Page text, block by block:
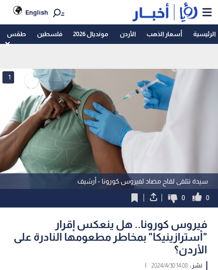
English
الرئيسية أسعار الذهب الأردن مونديال 2026 فلسطين طقس
سيدة تتلقى لقاح مضاد لفيروس كورونا - أرشيف
1
0
0
فيروس كورونا.. هل ينعكس إقرار
"أسترازينيكا" بمخاطر مطعومها النادرة على
الأردن؟
نشر :14:08 2024/4/30
|